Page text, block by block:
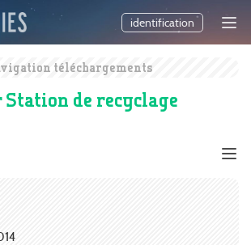
identification
téléchargements
Station de recyclage